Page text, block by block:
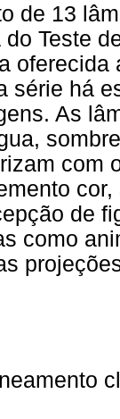
de 13
Teste
série há
As
com
de
como